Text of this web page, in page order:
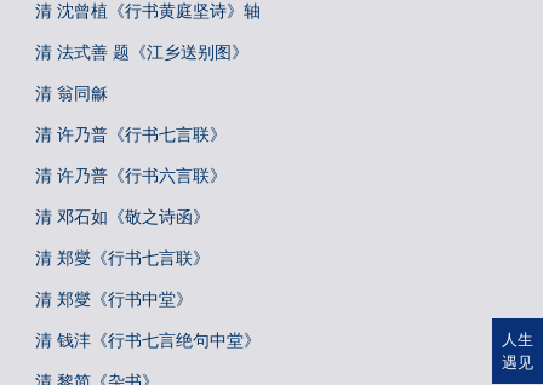
清 沈曾植《行书黄庭坚诗》轴
清 法式善 题《江乡送别图》
清 翁同龢
清 许乃普《行书七言联》
清 许乃普《行书六言联》
清 邓石如《敬之诗函》
清 郑燮《行书七言联》
清 郑燮《行书中堂》
清 钱沣《行书七言绝句中堂》
人生
遇见